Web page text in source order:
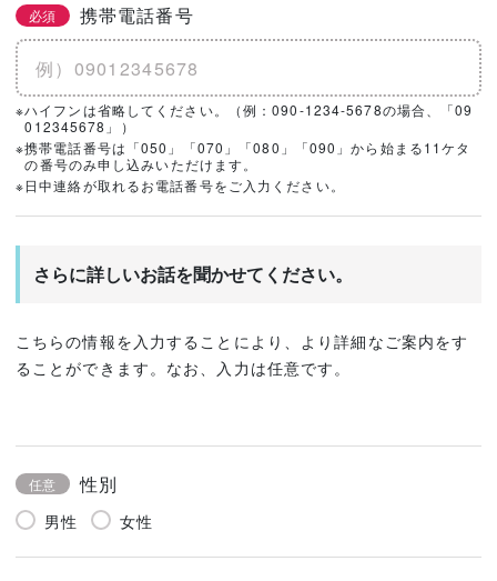
必須 携帯電話番号
※ハイフンは省略してください。（例：090-1234-5678の場合、「09
012345678」）
※携帯電話番号は「050」「070」「080」「090」から始まる11ケタ
の番号のみ申し込みいただけます。
※日中連絡が取れるお電話番号をご入力ください。
さらに詳しいお話を聞かせてください。
こちらの情報を入力することにより、より詳細なご案内をす
ることができます。なお、入力は任意です。
任意 性別
男性 女性